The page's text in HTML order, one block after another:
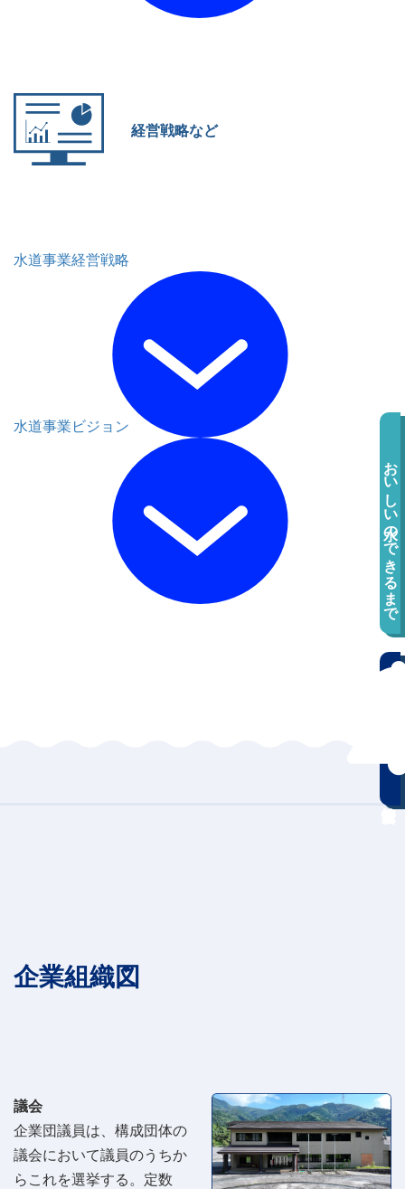
おいしい水のできるまで
経営戦略など
水道事業経営戦略
水道事業ビジョン
企業組織図
議会
企業団議員は、構成団体の
議会において議員のうちか
らこれを選挙する。定数